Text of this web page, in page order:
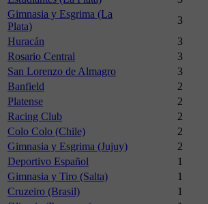
Gimnasia y Esgrima (La
Plata)
3
Huracán
3
Rosario Central
3
San Lorenzo de Almagro
3
Banfield
2
Platense
2
Racing Club
2
Colo Colo (Chile)
2
Gimnasia y Esgrima (Jujuy)
2
Deportivo Español
1
Gimnasia y Tiro (Salta)
1
Cruzeiro (Brasil)
1